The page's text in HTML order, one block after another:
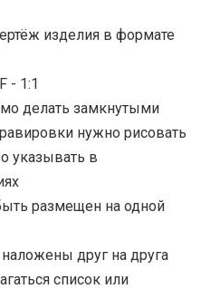
изделия в формате
- 1:1
делать замкнутыми
нужно рисовать
указывать в
размещен на одной
друг на друга
список или